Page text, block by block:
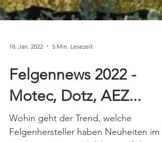
Felgennews 2022 -
Motec, Dotz, AEZ...
Wohin geht der Trend, welche